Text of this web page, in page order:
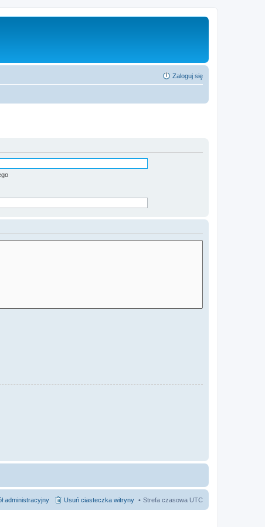
Zaloguj się
Strefa czasowa UTC
Usuń ciasteczka witryny
administracyjny